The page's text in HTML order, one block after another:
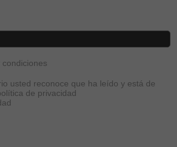
usted reconoce que ha leído y está de
de privacidad